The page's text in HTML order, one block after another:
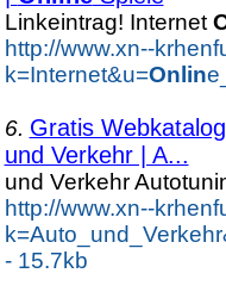
Linkeintrag! Internet
http://www.xn--
k=Internet&u=Onlin
6. Gratis
und Verkehr | A...
und Verkehr
http://www.xn--
- 15.7kb